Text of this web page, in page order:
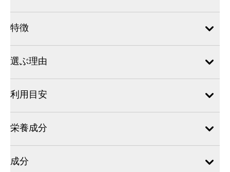
特徴
選ぶ理由
利用目安
栄養成分
成分